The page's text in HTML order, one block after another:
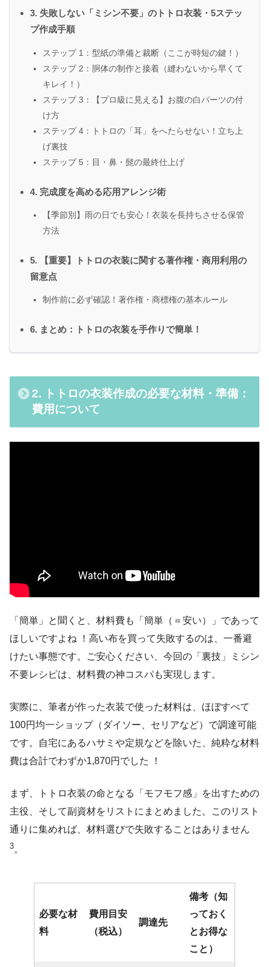
3. 失敗しない「ミシン不要」のトトロ衣装・5ステッ
プ作成手順
ステップ 1：型紙の準備と裁断（ここが時短の鍵！）
ステップ 2：胴体の制作と接着（縫わないから早くて
キレイ！）
ステップ 3：【プロ級に見える】お腹の白パーツの付
け方
ステップ 4：トトロの「耳」をへたらせない！立ち上
げ裏技
ステップ 5：目・鼻・髭の最終仕上げ
4. 完成度を高める応用アレンジ術
【季節別】雨の日でも安心！衣装を長持ちさせる保管
方法
5. 【重要】トトロの衣装に関する著作権・商用利用の
留意点
制作前に必ず確認！著作権・商標権の基本ルール
6. まとめ：トトロの衣装を手作りで簡単！
2. トトロの衣装作成の必要な材料・準備：
費用について
「簡単」と聞くと、材料費も「簡単（＝安い）」であって
ほしいですよね ！高い布を買って失敗するのは、一番避
けたい事態です。ご安心ください、今回の「裏技」ミシン
不要レシピは、材料費の神コスパも実現します。
実際に、筆者が作った衣装で使った材料は、ほぼすべて
100円均一ショップ（ダイソー、セリアなど）で調達可能
です。自宅にあるハサミや定規などを除いた、純粋な材料
費は合計でわずか1,870円でした ！
まず、トトロ衣装の命となる「モフモフ感」を出すための
主役、そして副資材をリストにまとめました。このリスト
通りに集めれば、材料選びで失敗することはありません
3。
必要な材
料
費用目安
（税込）
調達先
備考（知
っておく
とお得な
こと）